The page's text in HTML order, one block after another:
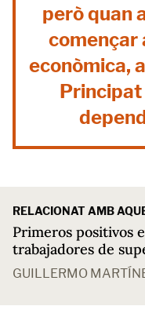
però quan
econòmica,
RELACIONAT AMB
Primeros positivos
trabajadores de
GUILLERMO